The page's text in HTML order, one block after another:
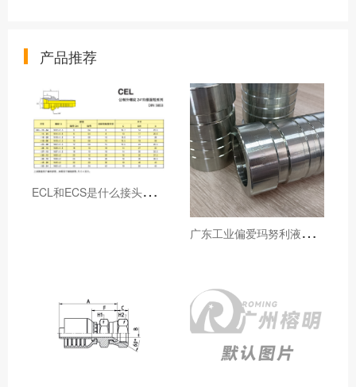
产品推荐
E
CL和ECS是什么接头，用于什么胶管或管件
广
东工业偏爱玛努利液压产品的五大原因（代理深度分析）